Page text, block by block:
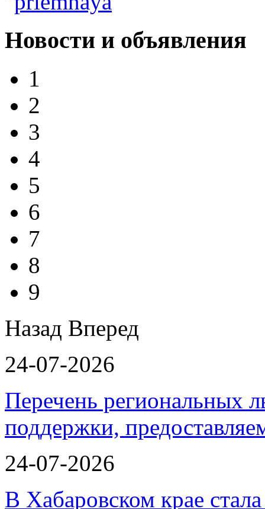
Новости и объявления
1
2
3
4
5
6
7
8
9
Назад Вперед
24-07-2026
Перечень региональных
поддержки,
24-07-2026
В Хабаровском крае